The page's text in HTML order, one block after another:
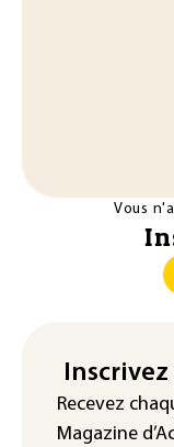
Vous
Recevez
Magazine